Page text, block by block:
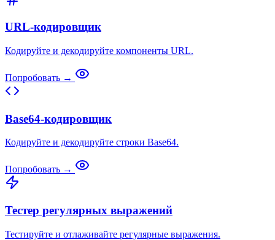
URL-кодировщик
Кодируйте и декодируйте компоненты URL.
Попробовать →
Base64-кодировщик
Кодируйте и декодируйте строки Base64.
Попробовать →
Тестер регулярных выражений
Тестируйте и отлаживайте регулярные выражения.